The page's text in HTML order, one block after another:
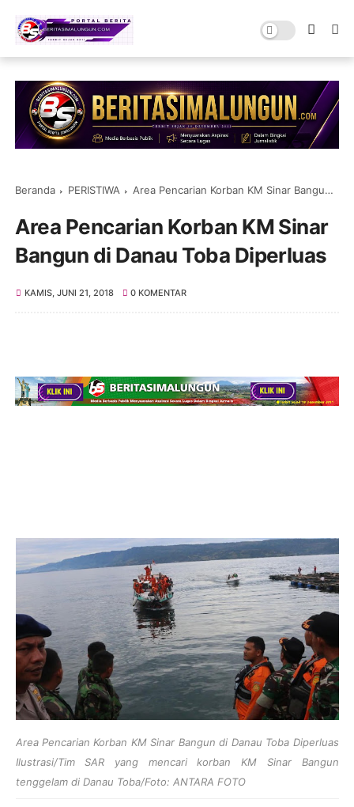
Beranda PERISTIWA Area Pencarian Korban KM Sinar Bangun di Danau Toba Diperluas
Area Pencarian Korban KM Sinar
Bangun di Danau Toba Diperluas
KAMIS, JUNI 21, 2018 0 KOMENTAR
Area Pencarian Korban KM Sinar Bangun di Danau Toba Diperluas
Ilustrasi/Tim SAR yang mencari korban KM Sinar Bangun
tenggelam di Danau Toba/Foto: ANTARA FOTO